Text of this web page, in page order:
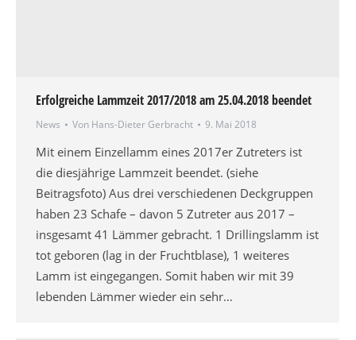
Erfolgreiche Lammzeit 2017/2018 am 25.04.2018 beendet
News Von Hans-Dieter Gerbracht 9. Mai 2018
Mit einem Einzellamm eines 2017er Zutreters ist
die diesjährige Lammzeit beendet. (siehe
Beitragsfoto) Aus drei verschiedenen Deckgruppen
haben 23 Schafe – davon 5 Zutreter aus 2017 –
insgesamt 41 Lämmer gebracht. 1 Drillingslamm ist
tot geboren (lag in der Fruchtblase), 1 weiteres
Lamm ist eingegangen. Somit haben wir mit 39
lebenden Lämmer wieder ein sehr…